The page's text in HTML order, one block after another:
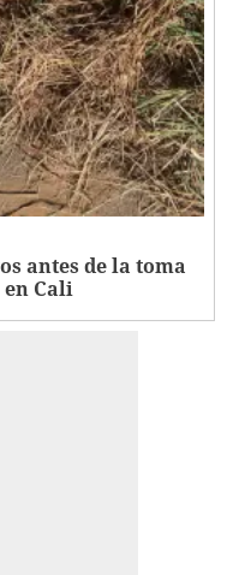
antes de la toma
en Cali